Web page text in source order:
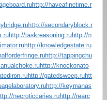
http://haveafinetime.r
http://secondaryblock.r
http://taskreasoning.ruhttp://n
http://knowledgestate.ru
http://tappingchu
http://knockonato
http://gatedsweep.ruhtt
http://keymanas
necroticcaries.ruhttp://rearc